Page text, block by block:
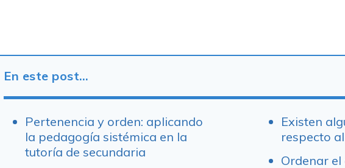
En este post…
Pertenencia y orden: aplicando
la pedagogía sistémica en la
tutoría de secundaria
Existen
respecto
Ordenar